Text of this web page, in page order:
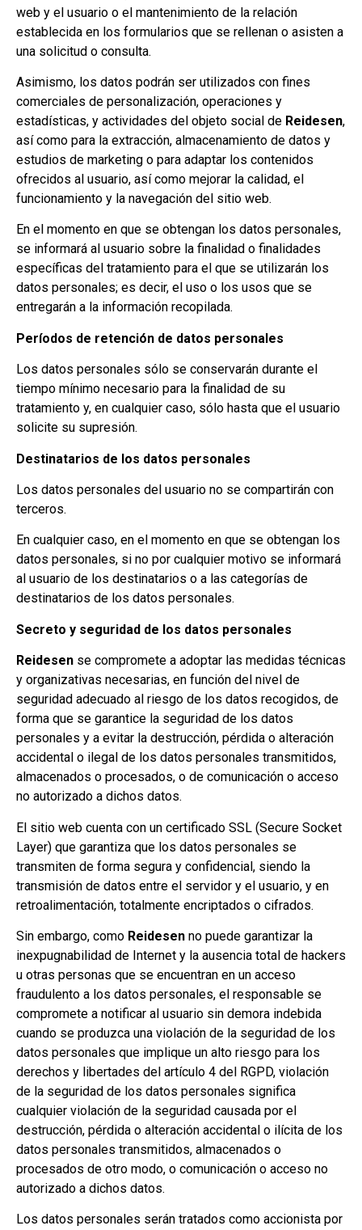
web y el usuario o el mantenimiento de la relación
establecida en los formularios que se rellenan o asisten a
una solicitud o consulta.
Asimismo, los datos podrán ser utilizados con fines
comerciales de personalización, operaciones y
estadísticas, y actividades del objeto social de Reidesen,
así como para la extracción, almacenamiento de datos y
estudios de marketing o para adaptar los contenidos
ofrecidos al usuario, así como mejorar la calidad, el
funcionamiento y la navegación del sitio web.
En el momento en que se obtengan los datos personales,
se informará al usuario sobre la finalidad o finalidades
específicas del tratamiento para el que se utilizarán los
datos personales; es decir, el uso o los usos que se
entregarán a la información recopilada.
Períodos de retención de datos personales
Los datos personales sólo se conservarán durante el
tiempo mínimo necesario para la finalidad de su
tratamiento y, en cualquier caso, sólo hasta que el usuario
solicite su supresión.
Destinatarios de los datos personales
Los datos personales del usuario no se compartirán con
terceros.
En cualquier caso, en el momento en que se obtengan los
datos personales, si no por cualquier motivo se informará
al usuario de los destinatarios o a las categorías de
destinatarios de los datos personales.
Secreto y seguridad de los datos personales
Reidesen se compromete a adoptar las medidas técnicas
y organizativas necesarias, en función del nivel de
seguridad adecuado al riesgo de los datos recogidos, de
forma que se garantice la seguridad de los datos
personales y a evitar la destrucción, pérdida o alteración
accidental o ilegal de los datos personales transmitidos,
almacenados o procesados, o de comunicación o acceso
no autorizado a dichos datos.
El sitio web cuenta con un certificado SSL (Secure Socket
Layer) que garantiza que los datos personales se
transmiten de forma segura y confidencial, siendo la
transmisión de datos entre el servidor y el usuario, y en
retroalimentación, totalmente encriptados o cifrados.
Sin embargo, como Reidesen no puede garantizar la
inexpugnabilidad de Internet y la ausencia total de hackers
u otras personas que se encuentran en un acceso
fraudulento a los datos personales, el responsable se
compromete a notificar al usuario sin demora indebida
cuando se produzca una violación de la seguridad de los
datos personales que implique un alto riesgo para los
derechos y libertades del artículo 4 del RGPD, violación
de la seguridad de los datos personales significa
cualquier violación de la seguridad causada por el
destrucción, pérdida o alteración accidental o ilícita de los
datos personales transmitidos, almacenados o
procesados de otro modo, o comunicación o acceso no
autorizado a dichos datos.
Los datos personales serán tratados como accionista por